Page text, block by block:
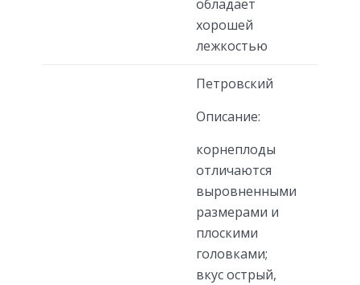
обладает
хорошей
лежкостью
Петровский
Описание:
корнеплоды
отличаются
выровненными
размерами и
плоскими
головками;
вкус острый,